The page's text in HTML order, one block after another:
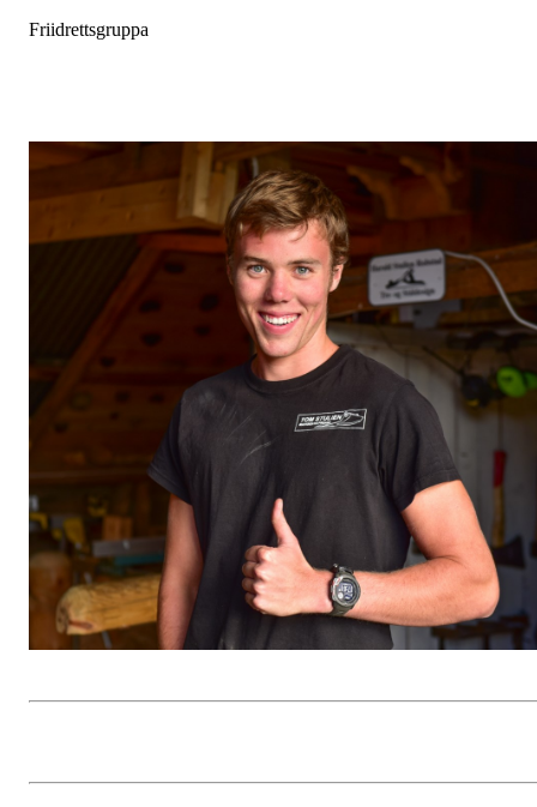
Friidrettsgruppa